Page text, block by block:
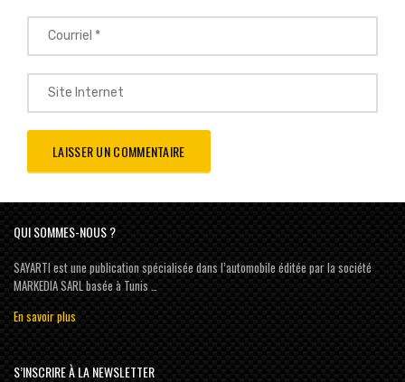
QUI SOMMES-NOUS ?
SAYARTI est une publication spécialisée dans l’automobile éditée par la société
MARKEDIA SARL basée à Tunis …
En savoir plus
S’INSCRIRE À LA NEWSLETTER